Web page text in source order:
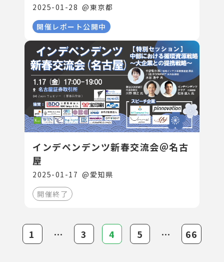
2025-01-28 @東京都
開催レポート公開中
インデペンデンツ新春交流会＠名古
屋
2025-01-17 @ 愛知県
開催終了
1 ⋯ 3 4 5 ⋯ 66